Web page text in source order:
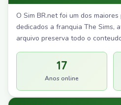
O Sim BR.net foi um dos
dedicados a franquia The Sims,
arquivo preserva todo o
17
Anos online